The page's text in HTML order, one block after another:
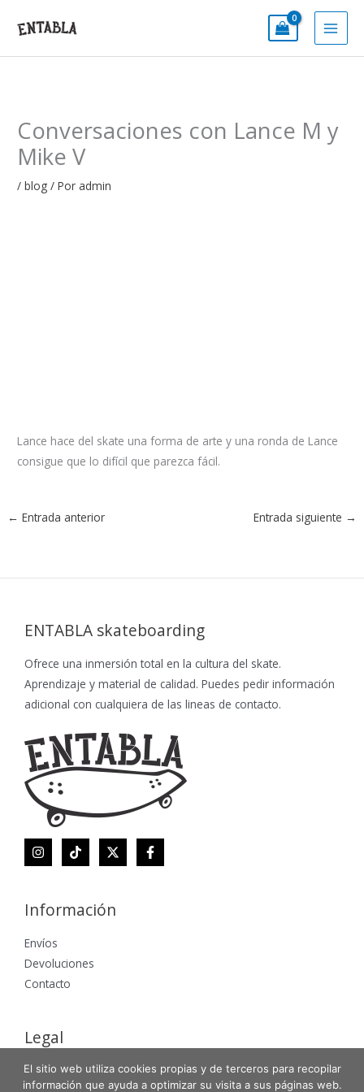
Conversaciones con Lance M y
Mike V
/blog / Por admin
Lance hace del skate una forma de arte y una ronda de Lance
consigue que lo difícil que parezca fácil.
← Entrada anterior Entrada siguiente →
ENTABLA skateboarding
Ofrece una inmersión total en la cultura del skate.
Aprendizaje y material de calidad. Puedes pedir información
adicional con cualquiera de las lineas de contacto.
Información
Envíos
Devoluciones
Contacto
Legal
Aviso Legal
El sitio web utiliza cookies propias y de terceros para recopilar
información que ayuda a optimizar su visita a sus páginas web.